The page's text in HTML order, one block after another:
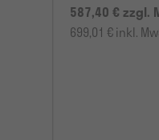
587,40 € zzgl.
699,01 € inkl.